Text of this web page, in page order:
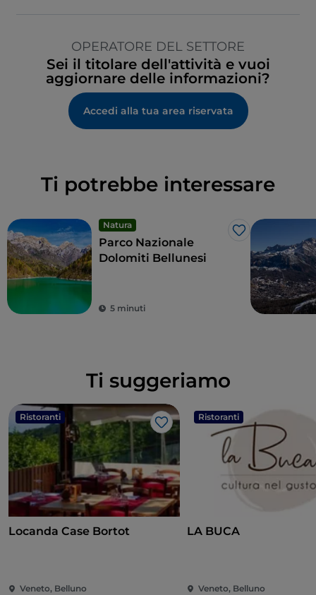
OPERATORE DEL SETTORE
Sei il titolare dell'attività e vuoi
aggiornare delle informazioni?
Accedi alla tua area riservata
Ti potrebbe interessare
Natura
Like
Parco Nazionale
Dolomiti Bellunesi
5 minuti
Ti suggeriamo
Ristoranti
Like
Locanda Case Bortot
Veneto, Belluno
Ristoranti
LA BUCA
Veneto, Belluno